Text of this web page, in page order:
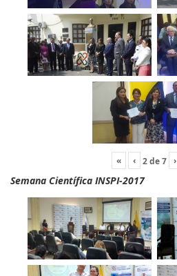
« ‹ 2de7 ›
Semana Científica INSPI-2017